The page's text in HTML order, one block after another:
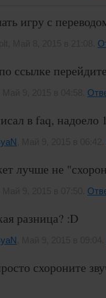
игру с
ссылке
в faq, надоело
лучше не
разница? :D
схороните